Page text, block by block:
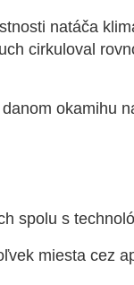
natáča
cirkuloval
okamihu
spolu s
miesta cez